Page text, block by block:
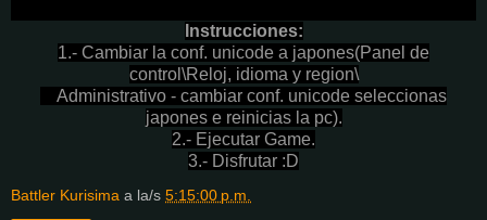
Instrucciones:
1.- Cambiar la conf. unicode a japones(Panel de
control\Reloj, idioma y region\
Administrativo - cambiar conf. unicode seleccionas
japones e reinicias la pc).
2.- Ejecutar Game.
3.- Disfrutar :D
Battler Kurisima a la/s 5:15:00 p.m.